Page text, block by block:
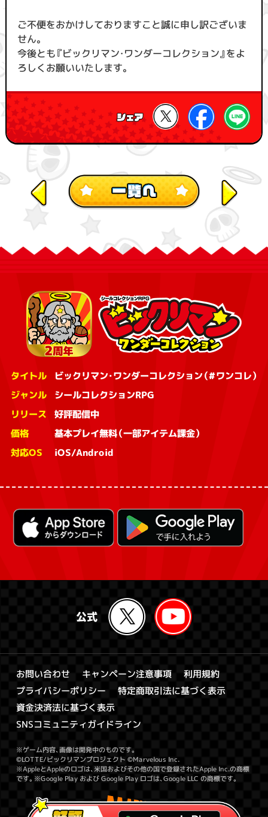
ご不便をおかけしておりますこと誠に申し訳ございま
せん。
今後とも『ビックリマン・ワンダーコレクション』をよ
ろしくお願いいたします。
タイトル ビックリマン・ワンダーコレクション（#ワンコレ）
ジャンル シールコレクションRPG
リリース 好評配信中
価格 基本プレイ無料（一部アイテム課金）
対応OS iOS/Android
お問い合わせ キャンペーン注意事項 利用規約
プライバシーポリシー 特定商取引法に基づく表示
資金決済法に基づく表示
SNSコミュニティガイドライン
※ゲーム内容、画像は開発中のものです。
©LOTTE/ビックリマンプロジェクト ©Marvelous Inc.
※AppleとAppleのロゴは、米国およびその他の国で登録されたApple Inc.の商標
です。※Google Play および Google Play ロゴは、Google LLC の商標です。